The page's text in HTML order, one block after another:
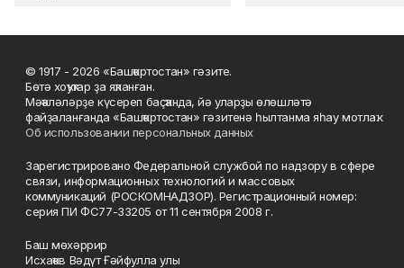
© 1917 - 2026 «Башҡортостан» гәзите.
Бөтә хоҡуҡтар ҙа яҡланған.
Мәҡәләләрҙе күсереп баҫҡанда, йә уларҙы өлөшләтә
файҙаланғанда «Башҡортостан» гәзитенә һылтанма яһау мотлаҡ.
Об использовании персональных данных
Зарегистрировано Федеральной службой по надзору в сфере
связи, информационных технологий и массовых
коммуникаций (РОСКОМНАДЗОР). Регистрационный номер:
серия ПИ ФС77-33205 от 11 сентября 2008 г.
Баш мөхәррир
Исхаҡов Вәдүт Ғәйфулла улы